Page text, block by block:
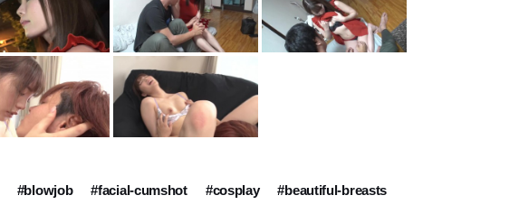
#blowjob #facial-cumshot #cosplay
#beautiful-breasts